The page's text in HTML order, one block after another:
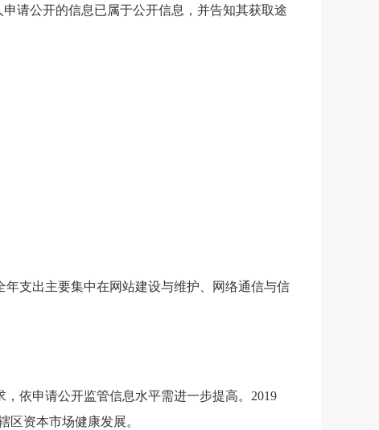
请公开的信息已属于公开信息，并告知其获取途
支出主要集中在网站建设与维护、网络通信与信
依申请公开监管信息水平需进一步提高。 2019
资本市场健康发展。